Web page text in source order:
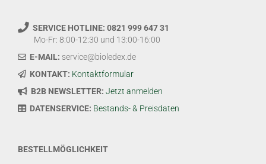
SERVICE HOTLINE: 0821 999 647 31
Mo-Fr: 8:00-12:30 und 13:00-16:00
E-MAIL: service@bioledex.de
KONTAKT: Kontaktformular
B2B NEWSLETTER: Jetzt anmelden
DATENSERVICE: Bestands- & Preisdaten
BESTELLMÖGLICHKEIT